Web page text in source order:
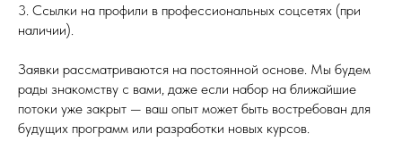
3. Ссылки на профили в профессиональных соцсетях (при
наличии).
Заявки рассматриваются на постоянной основе. Мы будем
рады знакомству с вами, даже если набор на ближайшие
потоки уже закрыт — ваш опыт может быть востребован для
будущих программ или разработки новых курсов.